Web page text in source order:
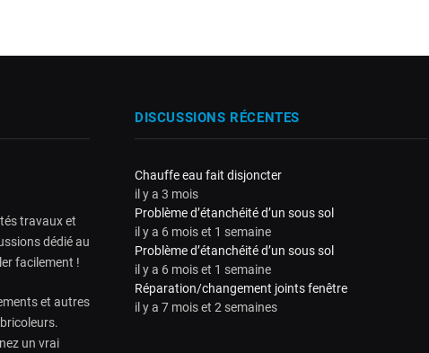
travaux et
dédié au
facilement !
et autres
un vrai
DISCUSSIONS RÉCENTES
Chauffe eau fait disjoncter
il y a 3 mois
Problème d’étanchéité d’un sous sol
il y a 6 mois et 1 semaine
Problème d’étanchéité d’un sous sol
il y a 6 mois et 1 semaine
Réparation/changement joints fenêtre
il y a 7 mois et 2 semaines